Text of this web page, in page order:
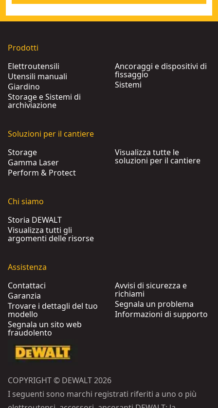
Prodotti
Elettroutensili
Utensili manuali
Giardino
Storage e Sistemi di
archiviazione
Ancoraggi e dispositivi di
fissaggio
Sistemi
Soluzioni per il cantiere
Storage
Gamma Laser
Perform & Protect
Visualizza tutte le
soluzioni per il cantiere
Chi siamo
Storia DEWALT
Visualizza tutti gli
argomenti delle risorse
Assistenza
Contattaci
Garanzia
Trovare i dettagli del tuo
modello
Segnala un sito web
fraudolento
Avvisi di sicurezza e
richiami
Segnala un problema
Informazioni di supporto
COPYRIGHT © DEWALT 2026
I seguenti sono marchi registrati riferiti a uno o più